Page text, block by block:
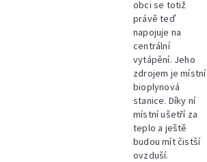
obci se totiž
právě teď
napojuje na
centrální
vytápění. Jeho
zdrojem je místní
bioplynová
stanice. Díky ní
místní ušetří za
teplo a ještě
budou mít čistší
ovzduší.